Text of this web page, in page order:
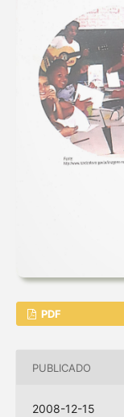
PDF
PUBLICADO
2008-12-15